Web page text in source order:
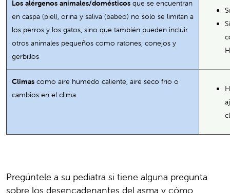
Los alérgenos animales/domésticos que se encuentran
en caspa (piel), orina y saliva (babeo) no solo se limitan a
los perros y los gatos, sino que también pueden incluir
otros animales pequeños como ratones, conejos y
gerbillos
Climas como aire húmedo caliente, aire seco frío o
cambios en el clima
Pregúntele a su pediatra si tiene alguna pregunta
sobre los desencadenantes del asma y cómo